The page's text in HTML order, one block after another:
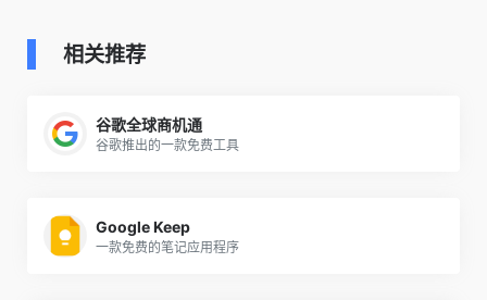
相关推荐
谷歌全球商机通
谷歌推出的一款免费工具
Google Keep
一款免费的笔记应用程序